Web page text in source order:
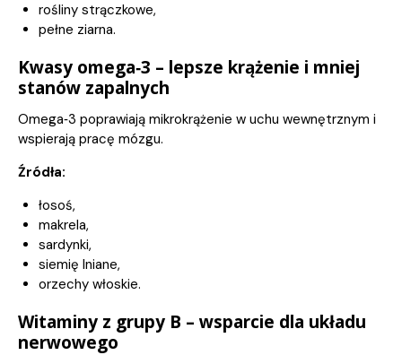
rośliny strączkowe,
pełne ziarna.
Kwasy omega‑3 – lepsze krążenie i mniej
stanów zapalnych
Omega‑3 poprawiają mikrokrążenie w uchu wewnętrznym i
wspierają pracę mózgu.
Źródła:
łosoś,
makrela,
sardynki,
siemię lniane,
orzechy włoskie.
Witaminy z grupy B – wsparcie dla układu
nerwowego